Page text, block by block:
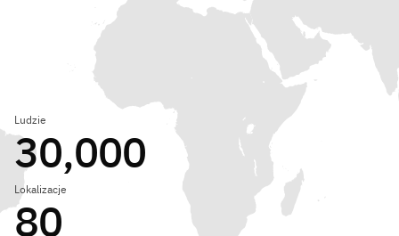
Ludzie
30,000
Lokalizacje
80